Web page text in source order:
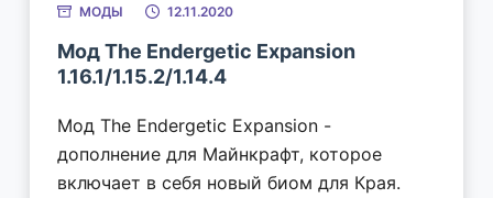
МОДЫ 12.11.2020
Мод The Endergetic Expansion
1.16.1/1.15.2/1.14.4
Мод The Endergetic Expansion -
дополнение для Майнкрафт, которое
включает в себя новый биом для Края.